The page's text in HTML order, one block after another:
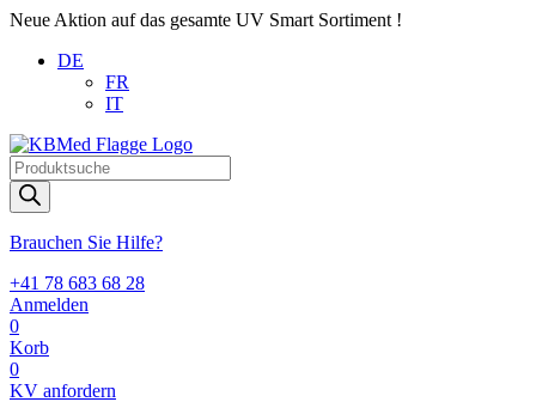
Neue Aktion auf das gesamte UV Smart Sortiment !
DE
FR
IT
Products
search
Brauchen Sie Hilfe?
+41 78 683 68 28
Anmelden
0
Korb
0
KV anfordern